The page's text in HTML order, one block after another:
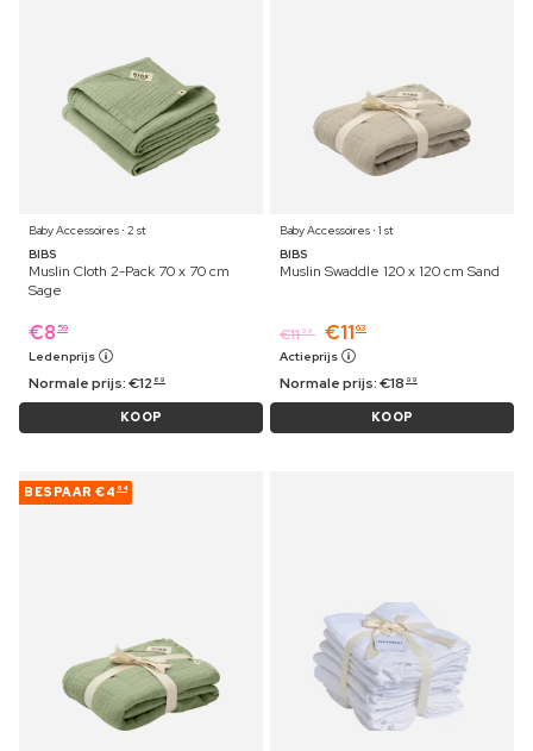
Baby Accessoires ⋅ 2 st
BIBS
Muslin Cloth 2-Pack 70 x 70 cm
Sage
€8 59
Ledenprijs
Normale prijs:€12 89
KOOP
Baby Accessoires ⋅ 1 st
BIBS
Muslin Swaddle 120 x 120 cm Sand
€11 99 €11 63
Actieprijs
Normale prijs:€18 99
KOOP
BESPAAR €4 64